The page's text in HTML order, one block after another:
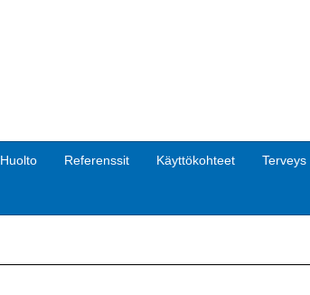
Huolto Referenssit Käyttökohteet Terveys